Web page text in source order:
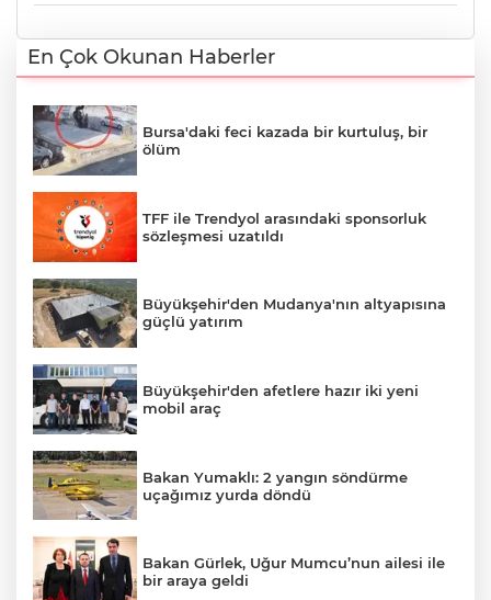
En Çok Okunan Haberler
Bursa'daki feci kazada bir kurtuluş, bir
ölüm
TFF ile Trendyol arasındaki sponsorluk
sözleşmesi uzatıldı
Büyükşehir'den Mudanya'nın altyapısına
güçlü yatırım
Büyükşehir'den afetlere hazır iki yeni
mobil araç
Bakan Yumaklı: 2 yangın söndürme
uçağımız yurda döndü
Bakan Gürlek, Uğur Mumcu’nun ailesi ile
bir araya geldi